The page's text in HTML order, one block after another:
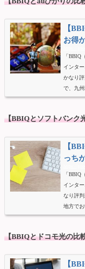
【
お得
「BBIQ
インタ
かなり
で、九
います
で候補
格安で
【BBIQとソフトバンク
【
っち
「BBIQ
インタ
なり評
地方で
しかし
「ソフ
安なこ
【BBIQとドコモ光の比
【